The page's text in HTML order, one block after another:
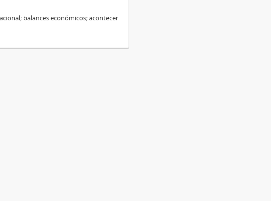
balances económicos; acontecer